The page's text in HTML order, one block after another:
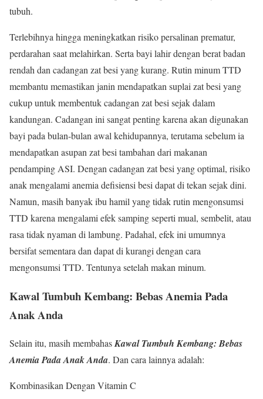
tubuh.
Terlebihnya hingga meningkatkan risiko persalinan prematur,
perdarahan saat melahirkan. Serta bayi lahir dengan berat badan
rendah dan cadangan zat besi yang kurang. Rutin minum TTD
membantu memastikan janin mendapatkan suplai zat besi yang
cukup untuk membentuk cadangan zat besi sejak dalam
kandungan. Cadangan ini sangat penting karena akan digunakan
bayi pada bulan-bulan awal kehidupannya, terutama sebelum ia
mendapatkan asupan zat besi tambahan dari makanan
pendamping ASI. Dengan cadangan zat besi yang optimal, risiko
anak mengalami anemia defisiensi besi dapat di tekan sejak dini.
Namun, masih banyak ibu hamil yang tidak rutin mengonsumsi
TTD karena mengalami efek samping seperti mual, sembelit, atau
rasa tidak nyaman di lambung. Padahal, efek ini umumnya
bersifat sementara dan dapat di kurangi dengan cara
mengonsumsi TTD. Tentunya setelah makan minum.
Kawal Tumbuh Kembang: Bebas Anemia Pada
Anak Anda
Selain itu, masih membahasKawal Tumbuh Kembang: Bebas
Anemia Pada Anak Anda. Dan cara lainnya adalah:
Kombinasikan Dengan Vitamin C